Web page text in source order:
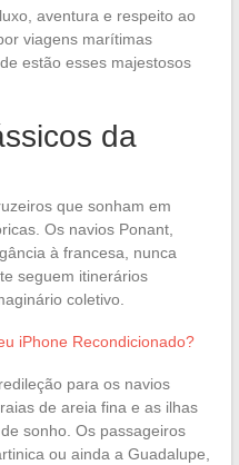
aventura e respeito ao
viagens marítimas
estão esses majestosos
da
que sonham em
Os navios Ponant,
à francesa, nunca
seguem itinerários
coletivo.
iPhone Recondicionado?
para os navios
de areia fina e as ilhas
sonho. Os passageiros
ou ainda a Guadalupe,